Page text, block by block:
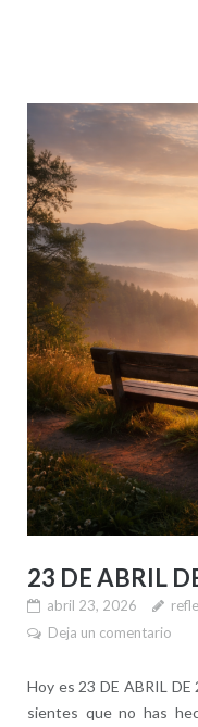
23 DE ABRIL
abril 23, 2026
Deja un comentario
Hoy es 23 DE ABRIL
sientes que no has